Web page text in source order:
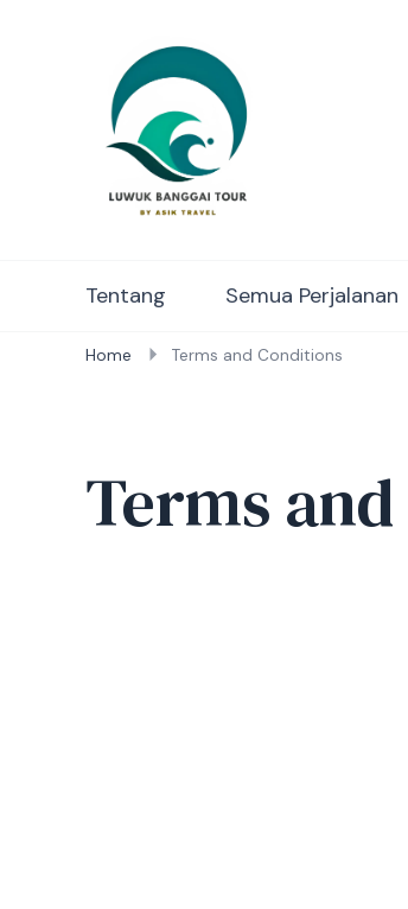
Tentang Semua Perjalanan
Home Terms and Conditions
Terms